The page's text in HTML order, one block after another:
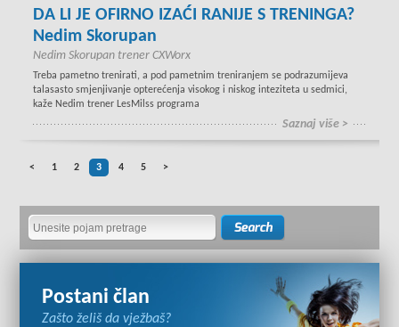
DA LI JE OFIRNO IZAĆI RANIJE S TRENINGA?
Nedim Skorupan
Nedim Skorupan trener CXWorx
Treba pametno trenirati, a pod pametnim treniranjem se podrazumijeva
talasasto smjenjivanje opterećenja visokog i niskog inteziteta u sedmici,
kaže Nedim trener LesMilss programa
Saznaj više >
< 1 2 3 4 5 >
Postani član
Zašto želiš da vježbaš?